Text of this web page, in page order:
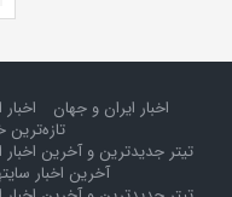
اخبار ایران و جهان
تازه‌ترین
تیتر جدیدترین و آخرین اخبار
آخرین اخبار